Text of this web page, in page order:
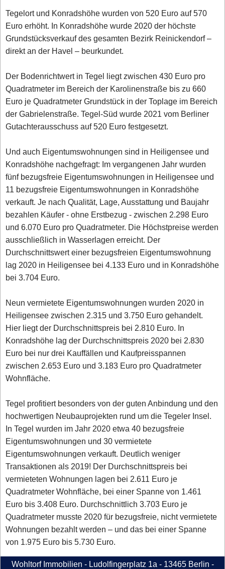
Tegelort und Konradshöhe wurden von 520 Euro auf 570
Euro erhöht. In Konradshöhe wurde 2020 der höchste
Grundstücksverkauf des gesamten Bezirk Reinickendorf –
direkt an der Havel – beurkundet.
Der Bodenrichtwert in Tegel liegt zwischen 430 Euro pro
Quadratmeter im Bereich der Karolinenstraße bis zu 660
Euro je Quadratmeter Grundstück in der Toplage im Bereich
der Gabrielenstraße. Tegel-Süd wurde 2021 vom Berliner
Gutachterausschuss auf 520 Euro festgesetzt.
Und auch Eigentumswohnungen sind in Heiligensee und
Konradshöhe nachgefragt: Im vergangenen Jahr wurden
fünf bezugsfreie Eigentumswohnungen in Heiligensee und
11 bezugsfreie Eigentumswohnungen in Konradshöhe
verkauft. Je nach Qualität, Lage, Ausstattung und Baujahr
bezahlen Käufer - ohne Erstbezug - zwischen 2.298 Euro
und 6.070 Euro pro Quadratmeter. Die Höchstpreise werden
ausschließlich in Wasserlagen erreicht. Der
Durchschnittswert einer bezugsfreien Eigentumswohnung
lag 2020 in Heiligensee bei 4.133 Euro und in Konradshöhe
bei 3.704 Euro.
Neun vermietete Eigentumswohnungen wurden 2020 in
Heiligensee zwischen 2.315 und 3.750 Euro gehandelt.
Hier liegt der Durchschnittspreis bei 2.810 Euro. In
Konradshöhe lag der Durchschnittspreis 2020 bei 2.830
Euro bei nur drei Kauffällen und Kaufpreisspannen
zwischen 2.653 Euro und 3.183 Euro pro Quadratmeter
Wohnfläche.
Tegel profitiert besonders von der guten Anbindung und den
hochwertigen Neubauprojekten rund um die Tegeler Insel.
In Tegel wurden im Jahr 2020 etwa 40 bezugsfreie
Eigentumswohnungen und 30 vermietete
Eigentumswohnungen verkauft. Deutlich weniger
Transaktionen als 2019! Der Durchschnittspreis bei
vermieteten Wohnungen lagen bei 2.611 Euro je
Quadratmeter Wohnfläche, bei einer Spanne von 1.461
Euro bis 3.408 Euro. Durchschnittlich 3.703 Euro je
Quadratmeter musste 2020 für bezugsfreie, nicht vermietete
Wohnungen bezahlt werden – und das bei einer Spanne
von 1.975 Euro bis 5.730 Euro.
Wohltorf Immobilien - Ludolfingerplatz 1a - 13465 Berlin -